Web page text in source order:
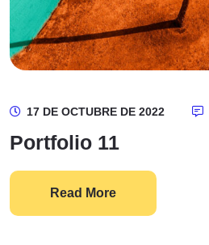
17 DE OCTUBRE DE 2022
Portfolio 11
Read More